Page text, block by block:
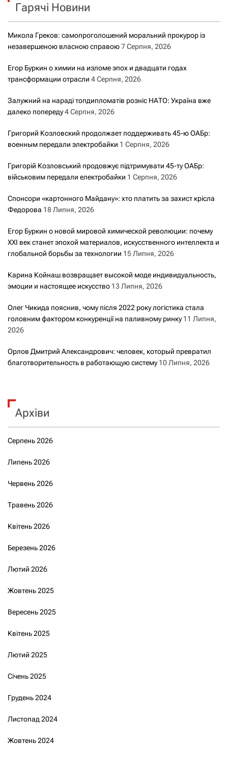
Гарячі Новини
Микола Греков: самопроголошений моральний прокурор із
незавершеною власною справою7 Серпня, 2026
Егор Буркин о химии на изломе эпох и двадцати годах
трансформации отрасли 4 Серпня, 2026
Залужний на нараді топдипломатів розніс НАТО: Україна вже
далеко попереду4 Серпня, 2026
Григорий Козловский продолжает поддерживать 45-ю ОАБр:
военным передали электробайки 1 Серпня, 2026
Григорій Козловський продовжує підтримувати 45-ту ОАБр:
військовим передали електробайки 1 Серпня, 2026
Спонсори «картонного Майдану»: хто платить за захист крісла
Федорова 18 Липня, 2026
Егор Буркин о новой мировой химической революции: почему
XXI век станет эпохой материалов, искусственного интеллекта и
глобальной борьбы за технологии 15 Липня, 2026
Карина Койнаш возвращает высокой моде индивидуальность,
эмоции и настоящее искусство 13 Липня, 2026
Олег Чикида пояснив, чому після 2022 року логістика стала
головним фактором конкуренції на паливному ринку 11 Липня,
2026
Орлов Дмитрий Александрович: человек, который превратил
благотворительность в работающую систему 10 Липня, 2026
Архіви
Серпень 2026
Липень 2026
Червень 2026
Травень 2026
Квітень 2026
Березень 2026
Лютий 2026
Жовтень 2025
Вересень 2025
Квітень 2025
Лютий 2025
Січень 2025
Грудень 2024
Листопад 2024
Жовтень 2024